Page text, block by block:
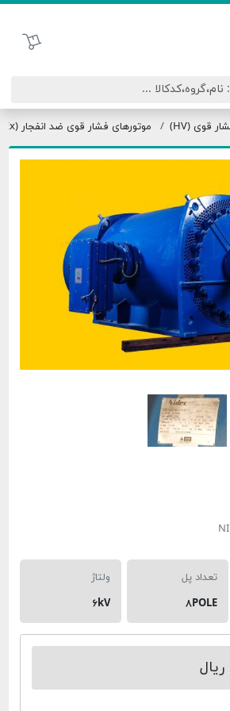
موتورهای فشار قوی ضد انفجار (Ex) HV 710 VB
ولتاژ
۶kV